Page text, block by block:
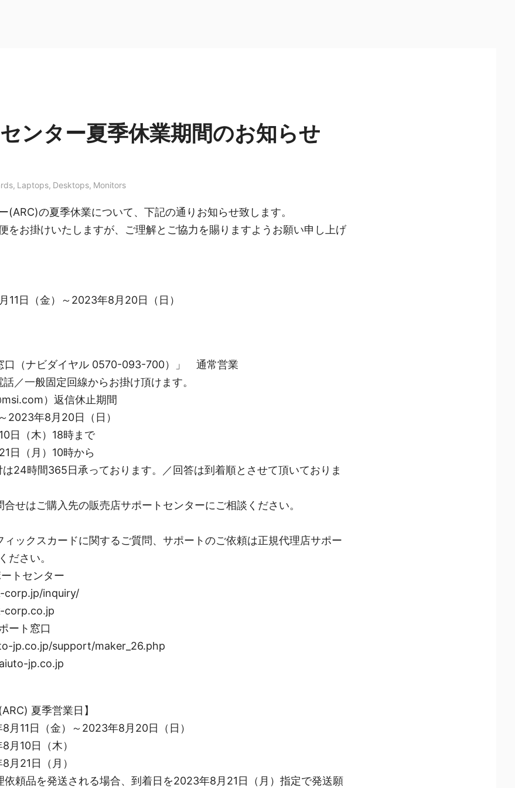
ンター夏季休業期間のお知らせ
, Laptops, Desktops, Monitors
(ARC)の夏季休業について、下記の通りお知らせ致します。
をお掛けいたしますが、ご理解とご協力を賜りますようお願い申し上げ
11日（金）～2023年8月20日（日）
口（ナビダイヤル 0570-093-700）」 通常営業
／一般固定回線からお掛け頂けます。
）返信休止期間
2023年8月20日（日）
日（木）18時まで
日（月）10時から
24時間365日承っております。／回答は到着順とさせて頂いておりま
せはご購入先の販売店サポートセンターにご相談ください。
ックスカードに関するご質問、サポートのご依頼は正規代理店サポー
ださい。
トセンター
corp.jp/inquiry/
corp.co.jp
ート窓口
jp.co.jp/support/maker_26.php
jp.co.jp
夏季営業日】
11日（金）～2023年8月20日（日）
10日（木）
21日（月）
依頼品を発送される場合、到着日を2023年8月21日（月）指定で発送願